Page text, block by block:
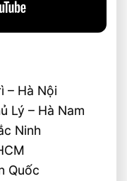
– Hà Nội
Lý – Hà Nam
Ninh
Quốc